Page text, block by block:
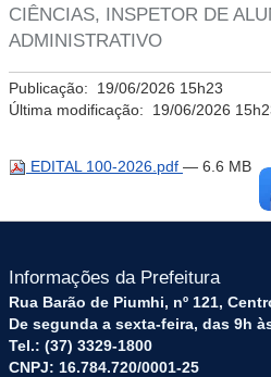
CIÊNCIAS, INSPETOR DE
ADMINISTRATIVO
Publicação: 19/06/2026 15h23
Última modificação: 19/06/2026
EDITAL 100-2026.pdf — 6.6 MB
Informações da Prefeitura
Rua Barão de Piumhi, nº 121,
De segunda a sexta-feira, das 9h
Tel.: (37) 3329-1800
CNPJ: 16.784.720/0001-25